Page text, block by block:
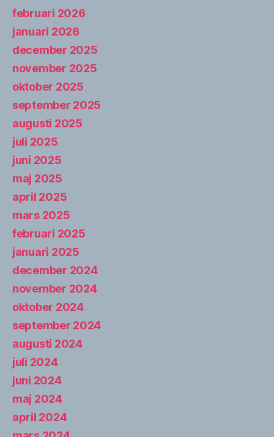
februari 2026
januari 2026
december 2025
november 2025
oktober 2025
september 2025
augusti 2025
juli 2025
juni 2025
maj 2025
april 2025
mars 2025
februari 2025
januari 2025
december 2024
november 2024
oktober 2024
september 2024
augusti 2024
juli 2024
juni 2024
maj 2024
april 2024